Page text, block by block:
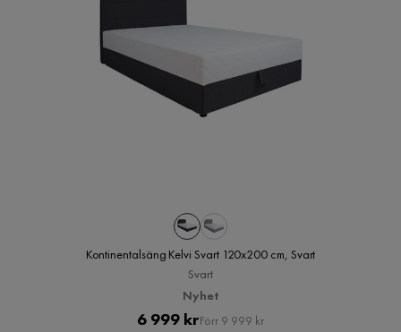
Kontinentalsäng Kelvi Svart 120x200 cm, Svart
Svart
Nyhet
Pris
6 999 krOriginal
Förr 9 999 kr